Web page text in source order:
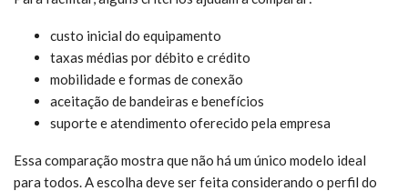
custo inicial do equipamento
taxas médias por débito e crédito
mobilidade e formas de conexão
aceitação de bandeiras e benefícios
suporte e atendimento oferecido pela empresa
Essa comparação mostra que não há um único modelo ideal
para todos. A escolha deve ser feita considerando o perfil do